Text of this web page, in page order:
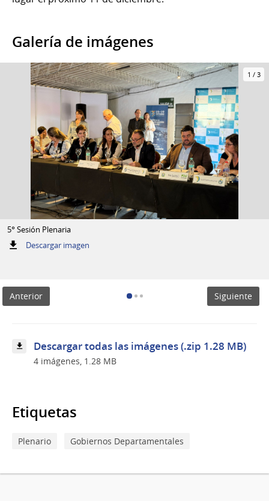
Galería de imágenes
1 / 3
5° Sesión Plenaria
Descargar imagen:
Anterior
Siguiente
Descargar todas las imágenes (.zip 1.28 MB)
4 imágenes, 1.28 MB
Etiquetas
Plenario Gobiernos Departamentales